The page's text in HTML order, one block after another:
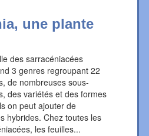
une plante
des sarracéniacées
3 genres regroupant 22
de nombreuses sous-
des variétés et des formes
on peut ajouter de
hybrides. Chez toutes les
les feuilles...